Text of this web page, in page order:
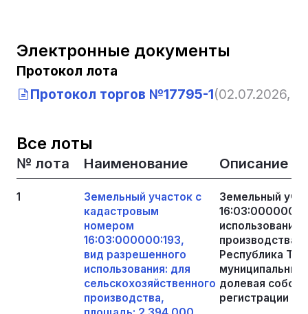
Электронные документы
Протокол лота
Протокол торгов №17795-1(02.07.2026,
Все лоты
№ лота Наименование Описание
1
Земельный участок с
кадастровым
номером
16:03:000000:193,
вид разрешенного
использования: для
сельскохозяйственного
производства,
Земельный
производства,
Республика
долевая
регистрации